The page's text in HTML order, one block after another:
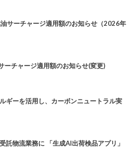
サーチャージ適用額のお知らせ（2026年
チャージ適用額のお知らせ(変更)
ギーを活用し、カーボンニュートラル実
託物流業務に 「生成AI出荷検品アプリ」